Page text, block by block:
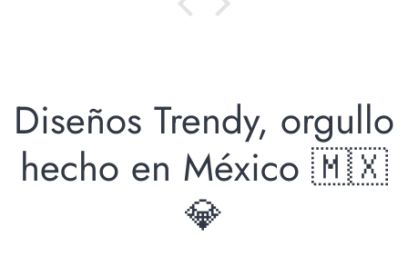
Diseños Trendy, orgullo
hecho en México 🇲🇽
💎